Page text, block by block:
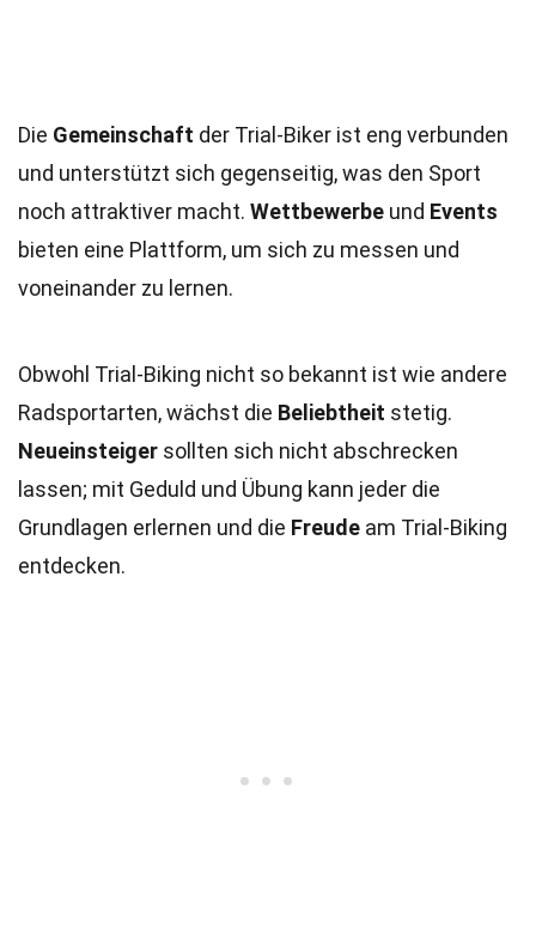
Die Gemeinschaft der Trial-Biker ist eng verbunden
und unterstützt sich gegenseitig, was den Sport
noch attraktiver macht. Wettbewerbe und Events
bieten eine Plattform, um sich zu messen und
voneinander zu lernen.
Obwohl Trial-Biking nicht so bekannt ist wie andere
Radsportarten, wächst die Beliebtheit stetig.
Neueinsteiger sollten sich nicht abschrecken
lassen; mit Geduld und Übung kann jeder die
Grundlagen erlernen und die Freude am Trial-Biking
entdecken.